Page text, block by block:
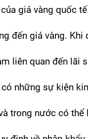
giá vàng
đến giá vàng.
liên quan đến
những sự kiện
trong nước có